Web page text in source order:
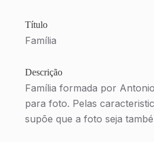
Título
Família
Descrição
Família formada por
para foto. Pelas
supõe que a foto seja